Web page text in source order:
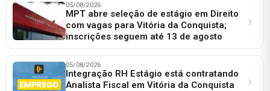
05/08/2026
MPT abre seleção de estágio em Direito
com vagas para Vitória da Conquista;
inscrições seguem até 13 de agosto
05/08/2026
Integração RH Estágio está contratando
Analista Fiscal em Vitória da Conquista